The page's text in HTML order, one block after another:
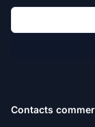
Contacts